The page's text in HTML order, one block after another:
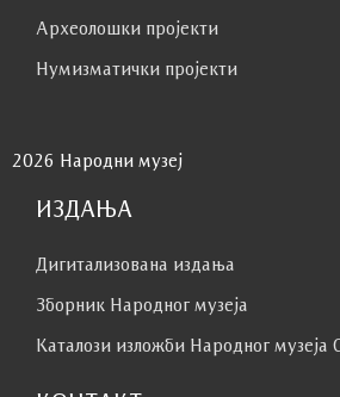
Археолошки пројекти
Нумизматички пројекти
2026 Народни музеј
ИЗДАЊА
Дигитализована издања
Зборник Народног музеја
Каталози изложби Народног музеја